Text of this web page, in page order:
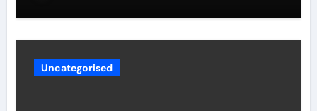
Uncategorised